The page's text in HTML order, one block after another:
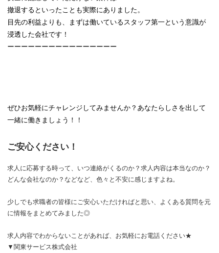
撤退するといったことも実際にありました。
目先の利益よりも、まずは働いているスタッフ第一という意識が
浸透した会社です！
ーーーーーーーーーーーーーーーー
ぜひお気軽にチャレンジしてみませんか？あなたらしさを出して
一緒に働きましょう！！
ご安心ください！
求人に応募する時って、いつ連絡がくるのか？求人内容は本当なのか？
どんな会社なのか？などなど、色々と不安に感じますよね。
少しでも求職者の皆様にご安心いただければと思い、よくある質問を元
に情報をまとめてみました◎
求人内容でわからないことがあれば、お気軽にお電話ください★
▼関東サービス株式会社